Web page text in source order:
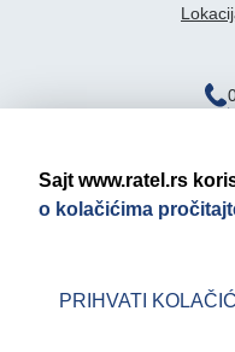
Pravno
Sajt www.ratel.rs
o kolačićima
PRIHVATI